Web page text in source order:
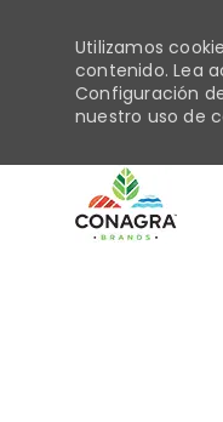
Utilizamos
contenido. Lea
Configuración
nuestro uso de